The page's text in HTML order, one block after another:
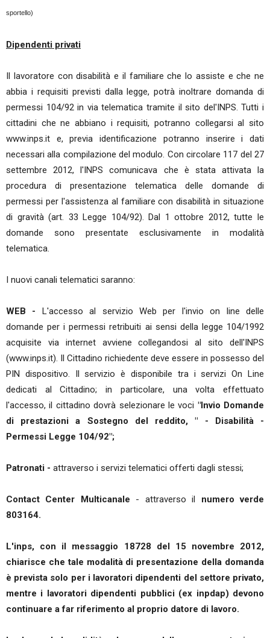
sportello)
Dipendenti privati
Il lavoratore con disabilità e il familiare che lo assiste e che ne
abbia i requisiti previsti dalla legge, potrà inoltrare domanda di
permessi 104/92 in via telematica tramite il sito del'INPS. Tutti i
cittadini che ne abbiano i requisiti, potranno collegarsi al sito
www.inps.it e, previa identificazione potranno inserire i dati
necessari alla compilazione del modulo. Con circolare 117 del 27
settembre 2012, l'INPS comunicava che è stata attivata la
procedura di presentazione telematica delle domande di
permessi per l'assistenza al familiare con disabilità in situazione
di gravità (art. 33 Legge 104/92). Dal 1 ottobre 2012, tutte le
domande sono presentate esclusivamente in modalità
telematica.
I nuovi canali telematici saranno:
WEB - L'accesso al servizio Web per l'invio on line delle
domande per i permessi retribuiti ai sensi della legge 104/1992
acquisite via internet avviene collegandosi al sito dell'INPS
(www.inps.it). Il Cittadino richiedente deve essere in possesso del
PIN dispositivo. Il servizio è disponibile tra i servizi On Line
dedicati al Cittadino; in particolare, una volta effettuato
l'accesso, il cittadino dovrà selezionare le voci "Invio Domande
di prestazioni a Sostegno del reddito, " - Disabilità -
Permessi Legge 104/92";
Patronati - attraverso i servizi telematici offerti dagli stessi;
Contact Center Multicanale - attraverso il numero verde
803164.
L'inps, con il messaggio 18728 del 15 novembre 2012,
chiarisce che tale modalità di presentazione della domanda
è prevista solo per i lavoratori dipendenti del settore privato,
mentre i lavoratori dipendenti pubblici (ex inpdap) devono
continuare a far riferimento al proprio datore di lavoro.